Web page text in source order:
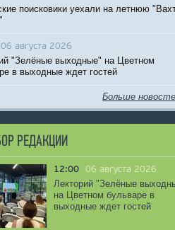
поисковики уехали на летнюю
06 августа 2026
"Зелёные выходные" на Цветном
в выходные ждет гостей
Больше
РЕДАКЦИИ
12:00 06 августа 2026
Лекторий "Зелёные
на Цветном бульваре в
выходные ждет гостей